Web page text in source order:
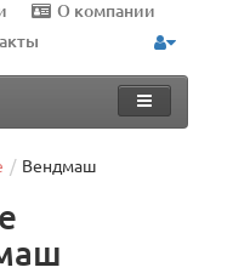
О компании
Вендмаш